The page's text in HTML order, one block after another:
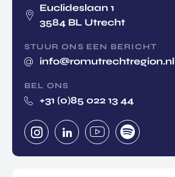
Euclideslaan 1
3584 BL Utrecht
STUUR ONS EEN BERICHT
info@romutrechtregion.nl
BEL ONS
+31 (0)85 022 13 44